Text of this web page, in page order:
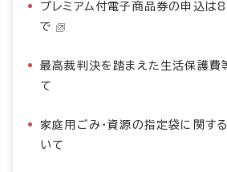
プレミアム付電子商品券の申込は8
で
最高裁判決を踏まえた生活保護費
て
家庭用ごみ・資源の指定袋に関す
いて